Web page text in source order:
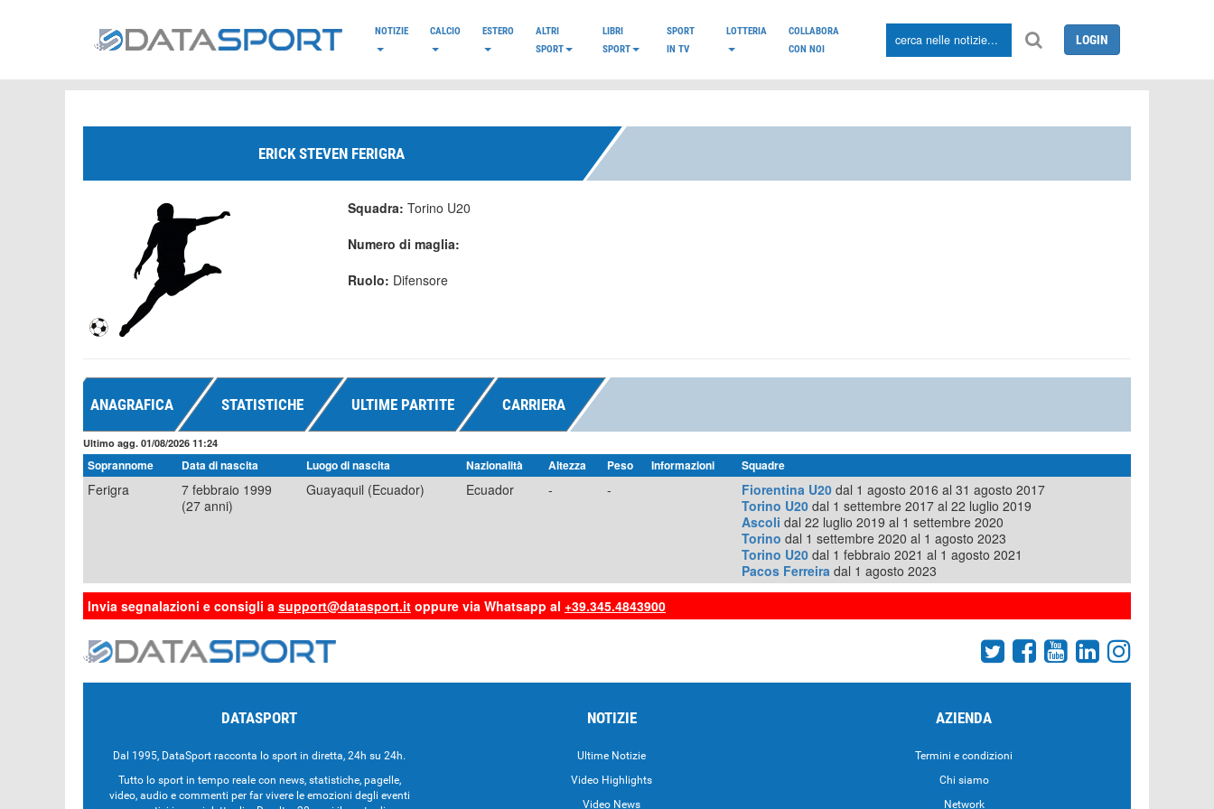
NOTIZIE CALCIO ESTERO
ALTRI
SPORT
LIBRI
SPORT
SPORT
IN TV
LOTTERIA
COLLABORA
CON NOI
LOGIN
ERICK STEVEN FERIGRA
Squadra: Torino U20
Numero di maglia:
Ruolo: Difensore
ANAGRAFICA STATISTICHE ULTIME PARTITE CARRIERA
Ultimo agg. 01/08/2026 11:24
Soprannome Data di nascita Luogo di nascita Nazionalità Altezza Peso Informazioni Squadre
Ferigra
7 febbraio 1999
(27 anni)
Guayaquil (Ecuador) Ecuador - - Fiorentina U20 dal 1 agosto 2016 al 31 agosto 2017
Torino U20 dal 1 settembre 2017 al 22 luglio 2019
Ascoli dal 22 luglio 2019 al 1 settembre 2020
Torino dal 1 settembre 2020 al 1 agosto 2023
Torino U20 dal 1 febbraio 2021 al 1 agosto 2021
Pacos Ferreira dal 1 agosto 2023
Invia segnalazioni e consigli a support@datasport.it oppure via Whatsapp al +39.345.4843900
DATASPORT
Dal 1995, DataSport racconta lo sport in diretta, 24h su 24h.
Tutto lo sport in tempo reale con news, statistiche, pagelle,
video, audio e commenti per far vivere le emozioni degli eventi
NOTIZIE
Ultime Notizie
Video Highlights
Video News
AZIENDA
Termini e condizioni
Chi siamo
Network